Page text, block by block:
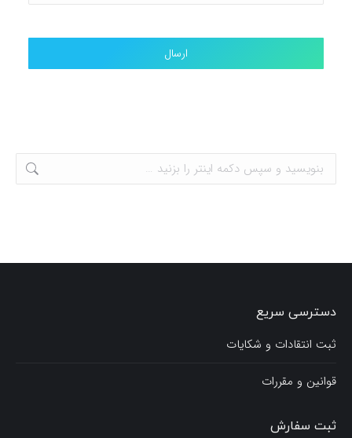
دسترسی سریع
ثبت انتقادات و شکایات
قوانین و مقررات
ثبت سفارش